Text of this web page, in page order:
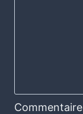
Commentaire